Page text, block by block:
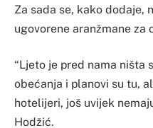
Za sada se, kako dodaje,
ugovorene aranžmane za
“Ljeto je pred nama ništa
obećanja i planovi su tu,
hotelijeri, još uvijek
Hodžić.